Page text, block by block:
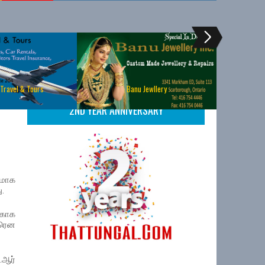
& Tours Banu Jewllery
2ND YEAR ANNIVERSARY